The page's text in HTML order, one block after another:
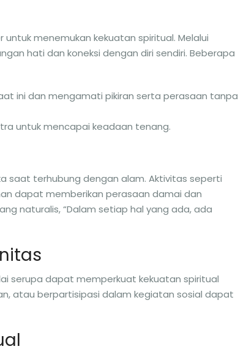
menemukan kekuatan spiritual. Melalui
hati dan koneksi dengan diri sendiri. Beberapa
ini dan mengamati pikiran serta perasaan tanpa
untuk mencapai keadaan tenang.
saat terhubung dengan alam. Aktivitas seperti
dapat memberikan perasaan damai dan
naturalis, “Dalam setiap hal yang ada, ada
serupa dapat memperkuat kekuatan spiritual
atau berpartisipasi dalam kegiatan sosial dapat